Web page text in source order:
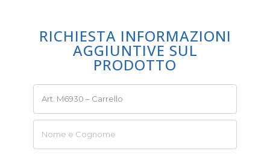
RICHIESTA INFORMAZIONI
AGGIUNTIVE SUL
PRODOTTO